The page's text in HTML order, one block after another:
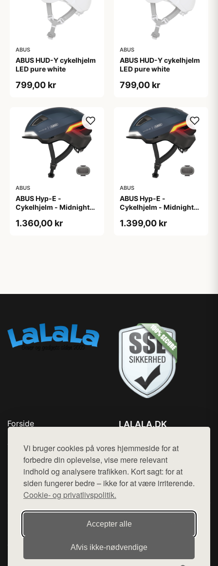
Vi bruger cookies på vores hjemmeside for at
forbedre din oplevelse, vise mere relevant
indhold og analysere trafikken. Kort sagt: for at
siden fungerer bedre – ikke for at være irriterende.
Cookie- og privatlivspolitik.
Accepter alle
Afvis ikke‑nødvendige
ABUS
ABUS HUD-Y cykelhjelm
LED pure white
799,00 kr
ABUS
ABUS HUD-Y cykelhjelm
LED pure white
799,00 kr
ABUS
ABUS Hyp-E -
Cykelhjelm - Midnight
1.360,00 kr
ABUS
ABUS Hyp-E -
Cykelhjelm - Midnight
1.399,00 kr
Forside
Top Rabatter
Blog
Kontakt
LALALA.DK
Mail: hej@want.dk
Cookie- og privatlivspolitik
Denne side er en del af want.dk, der udgiver en række
hjemmesider med præsentation af forskellige produkter fra
diverse webshops. Der sælges ikke varer fra denne side - vi